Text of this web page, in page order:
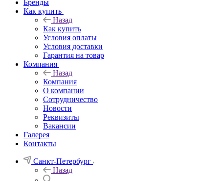
Бренды
Как купить
Назад
Как купить
Условия оплаты
Условия доставки
Гарантия на товар
Компания
Назад
Компания
О компании
Сотрудничество
Новости
Реквизиты
Вакансии
Галерея
Контакты
Санкт-Петербург
Назад